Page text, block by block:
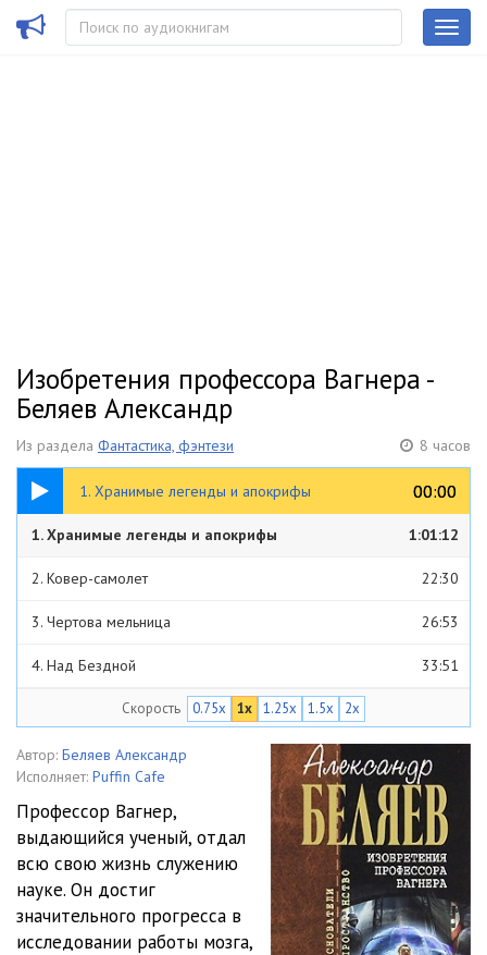
Изобретения профессора Вагнера -
Беляев Александр
Из раздела Фантастика, фэнтези 8 часов
1. Хранимые легенды и апокрифы 00:00
00:00
1:01:12
1. Хранимые легенды и апокрифы 1:01:12
2. Ковер-самолет 22:30
3. Чертова мельница 26:53
4. Над Бездной 33:51
5. Человек, который не спит
6. Гость из книжного шкафа
50:47
8. Хойти-Тойти 2:18:42
Скорость 0.75x 1x 1.25x 1.5x 2x
Автор: Беляев Александр
Исполняет: Puffin Cafe
Профессор Вагнер,
выдающийся ученый, отдал
всю свою жизнь служению
науке. Он достиг
значительного прогресса в
исследовании работы мозга,